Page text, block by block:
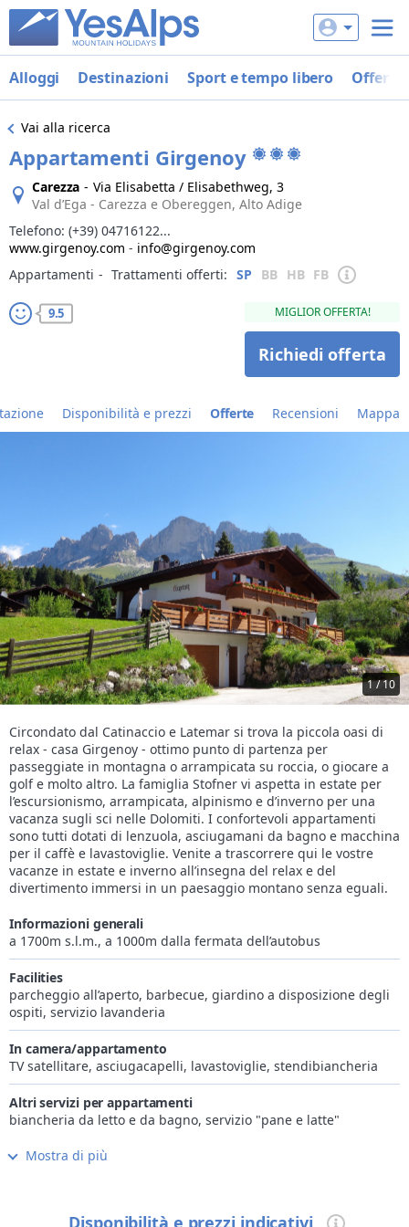
Alloggi Destinazioni Sport e tempo libero Offerte
Vai alla ricerca
Appartamenti Girgenoy
Carezza - Via Elisabetta / Elisabethweg, 3
Val d’Ega - Carezza e Obereggen, Alto Adige
Telefono: (+39) 04716122...
www.girgenoy.com - info@girgenoy.com
Appartamenti ‐ Trattamenti offerti: SP BB HB FB
9.5 MIGLIOR OFFERTA!
Richiedi offerta
Disponibilità e prezzi Offerte Recensioni Mappa
1 / 10
Circondato dal Catinaccio e Latemar si trova la piccola oasi di
relax - casa Girgenoy - ottimo punto di partenza per
passeggiate in montagna o arrampicata su roccia, o giocare a
golf e molto altro. La famiglia Stofner vi aspetta in estate per
l’escursionismo, arrampicata, alpinismo e d’inverno per una
vacanza sugli sci nelle Dolomiti. I confortevoli appartamenti
sono tutti dotati di lenzuola, asciugamani da bagno e macchina
per il caffè e lavastoviglie. Venite a trascorrere qui le vostre
vacanze in estate e inverno all’insegna del relax e del
divertimento immersi in un paesaggio montano senza eguali.
Informazioni generali
a 1700m s.l.m., a 1000m dalla fermata dell’autobus
Facilities
parcheggio all’aperto, barbecue, giardino a disposizione degli
ospiti, servizio lavanderia
In camera/appartamento
TV satellitare, asciugacapelli, lavastoviglie, stendibiancheria
Altri servizi per appartamenti
biancheria da letto e da bagno, servizio "pane e latte"
Internet
Mostra di più
Disponibilità e prezzi indicativi